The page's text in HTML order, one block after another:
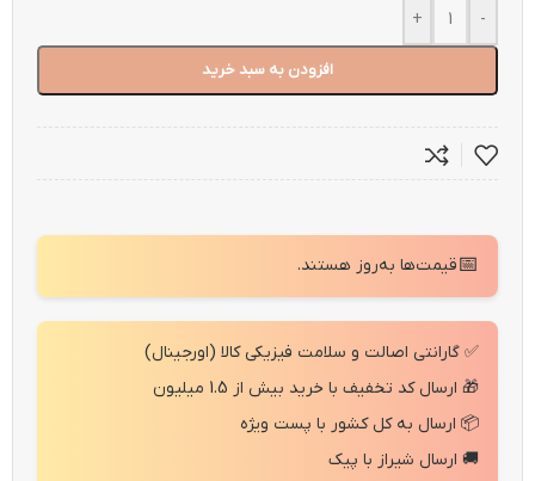
-
+
افزودن به سبد خرید
📅قیمت‌ها به‌روز هستند.
✅ گارانتی اصالت و سلامت فیزیکی کالا (اورجینال)
🎁 ارسال کد تخفیف با خرید بیش از 1.5 میلیون
📦 ارسال به کل کشور با پست ویژه
🚚 ارسال شیراز با پیک